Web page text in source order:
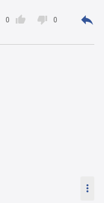

0  0 
